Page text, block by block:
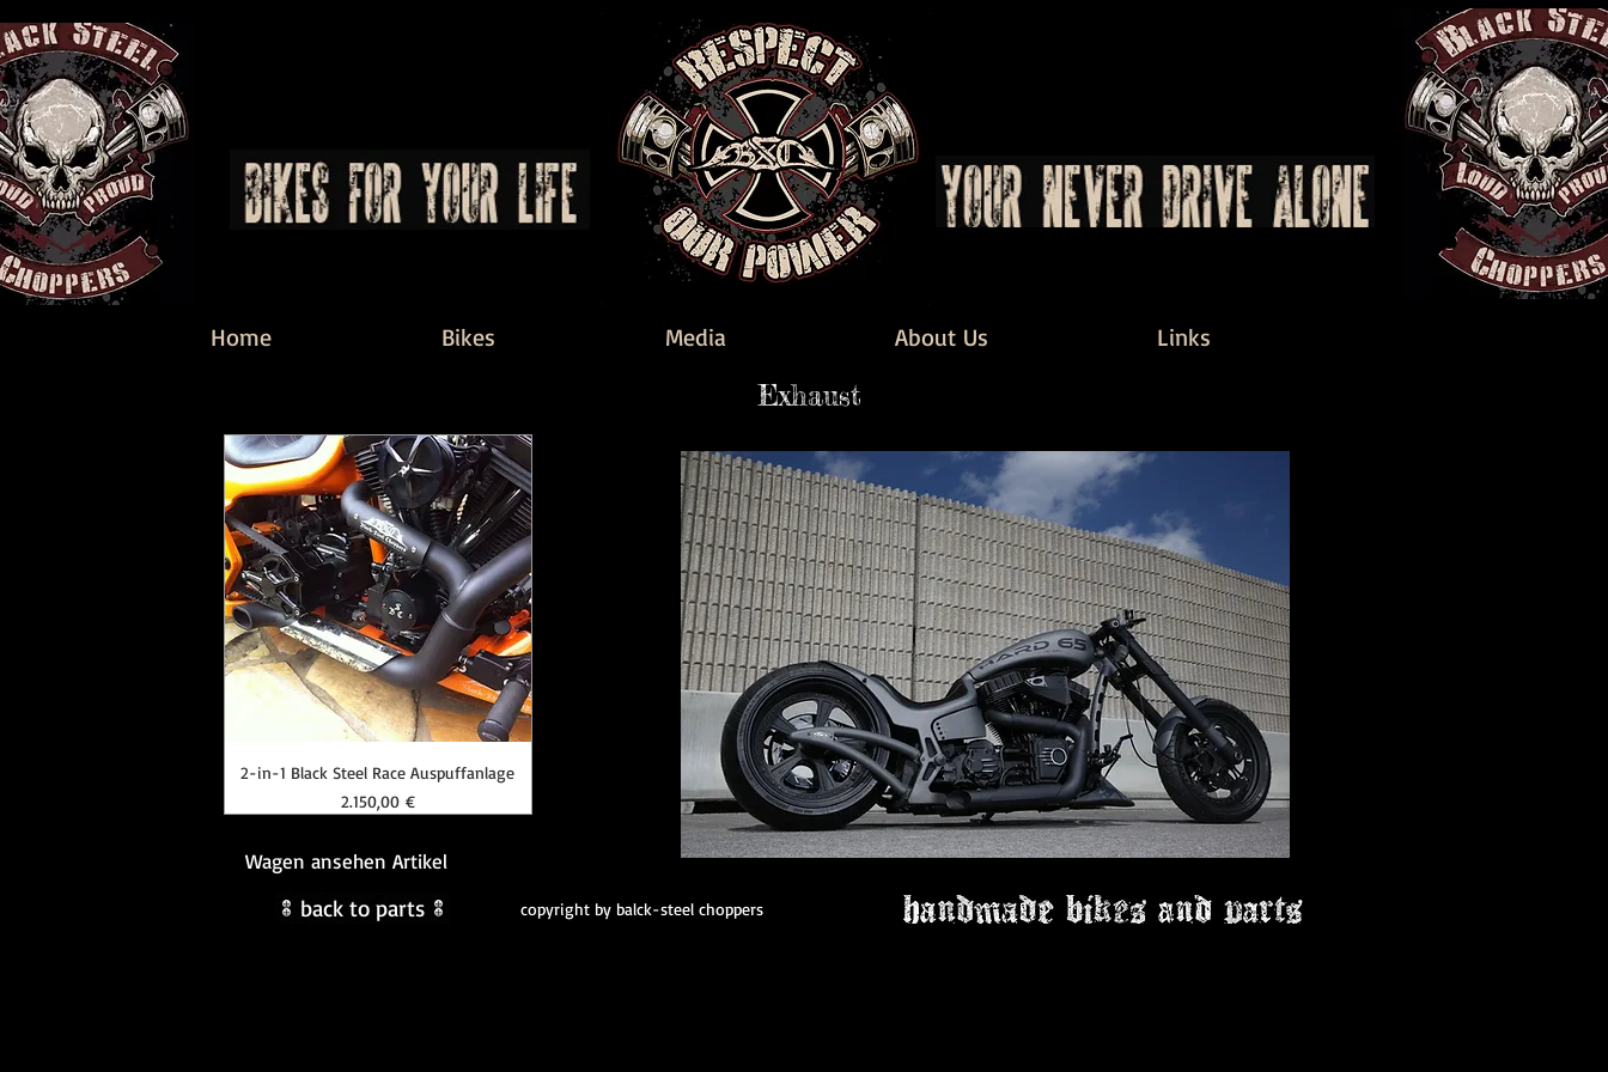
Exhaust
zum online Shop
2-in-1 Black Steel Race Auspuffanlage
Preis
2.150,00 €
Wagen ansehen Artikel
back to parts copyright by balck-steel choppers
Home Bikes Media About Us Links